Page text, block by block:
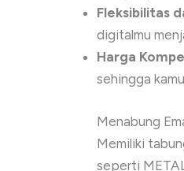
Fleksibilitas
digitalmu
Harga
sehingga
Menabung
Memiliki
seperti